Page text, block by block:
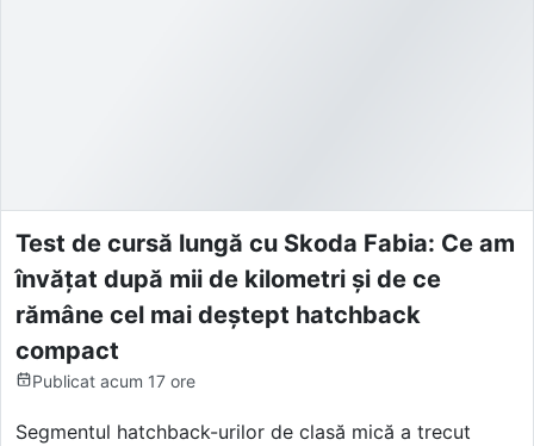
Test de cursă lungă cu Skoda Fabia: Ce am
învățat după mii de kilometri și de ce
rămâne cel mai deștept hatchback
compact
Publicat acum 17 ore
Segmentul hatchback-urilor de clasă mică a trecut